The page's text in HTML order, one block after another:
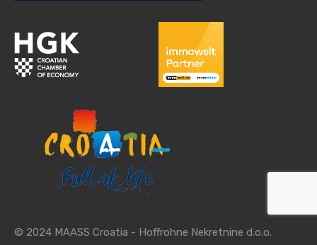
© 2024 MAASS Croatia - Hoffrohne Nekretnine d.o.o.